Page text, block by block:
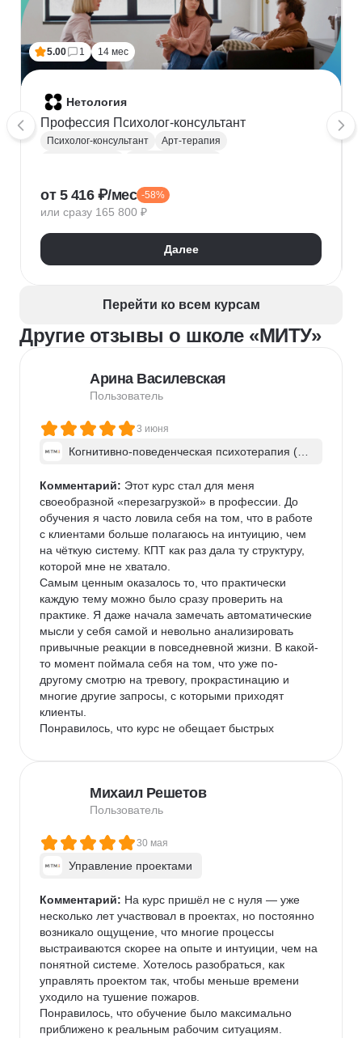
5.00 1 14 мес
Нетология
Профессия Психолог-консультант
Психолог-консультант
Арт-терапия
Кризисный психолог
Телесно-ориентированная терапия
Когнитивно-поведенческая терапия (КПТ)
от 5 416 ₽/мес -58%
или сразу 165 800 ₽
Далее
Перейти ко всем курсам
Другие отзывы о школе «МИТУ»
Арина Василевская
Пользователь
3 июня
Когнитивно-поведенческая психотерапия (КП
Комментарий: Этот курс стал для меня
своеобразной «перезагрузкой» в профессии. До
обучения я часто ловила себя на том, что в работе
с клиентами больше полагаюсь на интуицию, чем
на чёткую систему. КПТ как раз дала ту структуру,
которой мне не хватало.
Самым ценным оказалось то, что практически
каждую тему можно было сразу проверить на
практике. Я даже начала замечать автоматические
мысли у себя самой и невольно анализировать
привычные реакции в повседневной жизни. В какой-
то момент поймала себя на том, что уже по-
другому смотрю на тревогу, прокрастинацию и
многие другие запросы, с которыми приходят
клиенты.
Понравилось, что курс не обещает быстрых
появилось гораздо больше уверенности в работе и
ощущение, что теперь я могу выстраивать
последовательно.
Михаил Решетов
Пользователь
30 мая
Управление проектами
Комментарий: На курс пришёл не с нуля — уже
несколько лет участвовал в проектах, но постоянно
возникало ощущение, что многие процессы
выстраиваются скорее на опыте и интуиции, чем на
понятной системе. Хотелось разобраться, как
управлять проектом так, чтобы меньше времени
уходило на тушение пожаров.
Понравилось, что обучение было максимально
приближено к реальным рабочим ситуациям.